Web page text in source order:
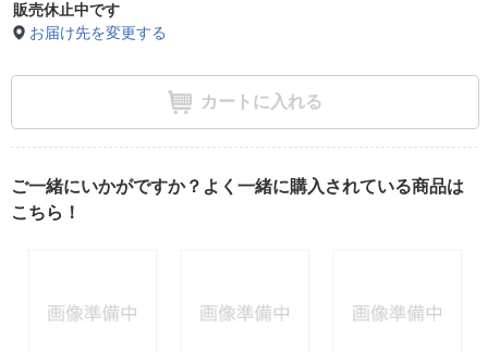
販売休止中です
お届け先を変更する
カートに入れる
ご一緒にいかがですか？よく一緒に購入されている商品は
こちら！